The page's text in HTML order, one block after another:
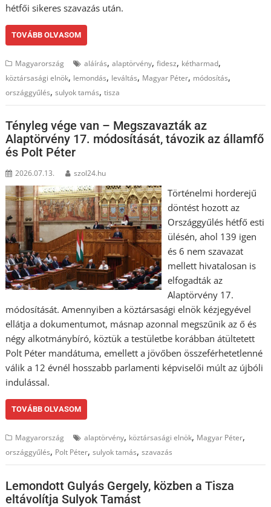
hétfői sikeres szavazás után.
TOVÁBB OLVASOM
Magyarország aláírás,alaptörvény,fidesz, kétharmad,
köztársasági elnök, lemondás, leváltás, Magyar Péter, módosítás,
országgyűlés,sulyok tamás,tisza
Tényleg vége van – Megszavazták az
Alaptörvény 17. módosítását, távozik az államfő
és Polt Péter
2026.07.13. szol24.hu
Történelmi horderejű
döntést hozott az
Országgyűlés hétfő esti
ülésén, ahol 139 igen
és 6 nem szavazat
mellett hivatalosan is
elfogadták az
Alaptörvény 17.
módosítását. Amennyiben a köztársasági elnök kézjegyével
ellátja a dokumentumot, másnap azonnal megszűnik az ő és
négy alkotmánybíró, köztük a testületbe korábban átültetett
Polt Péter mandátuma, emellett a jövőben összeférhetetlenné
válik a 12 évnél hosszabb parlamenti képviselői múlt az újbóli
indulással.
TOVÁBB OLVASOM
Magyarország alaptörvény, köztársasági elnök, Magyar Péter,
országgyűlés, Polt Péter,sulyok tamás,szavazás
Lemondott Gulyás Gergely, közben a Tisza
eltávolítja Sulyok Tamást